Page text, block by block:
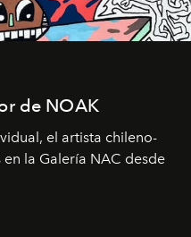
de NOAK
el artista chileno-
la Galería NAC desde